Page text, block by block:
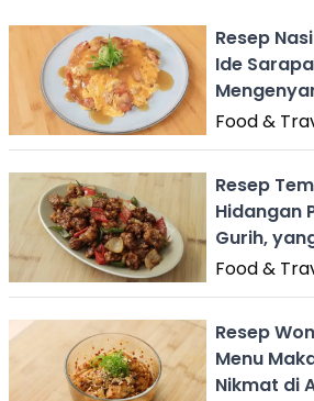
Resep
Ide
Food &
Resep
Hidangan
Gurih,
Food &
Resep
Menu
Nikmat di